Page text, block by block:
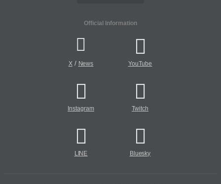
Official Information
X/ News YouTube
Instagram Twitch
LINE Bluesky